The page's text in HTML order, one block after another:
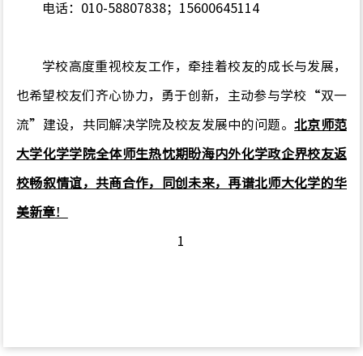
电话： 010-58807838； 15600645114
学校高度重视校友工作，牵挂着校友的成长与发展，
也希望校友们齐心协力，勇于创新，主动参与学校 “双一
流” 建设，共同解决学院及校友发展中的问题。北京师范
大学化学学院全体师生热忱期盼海内外化学政企界校友返
校畅叙情谊，共商合作，同创未来，再谱北师大化学的华
美新章！
1